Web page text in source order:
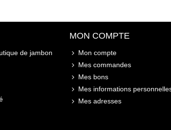
de jambon
MON COMPTE
Mon compte
Mes commandes
Mes bons
Mes informations
Mes adresses